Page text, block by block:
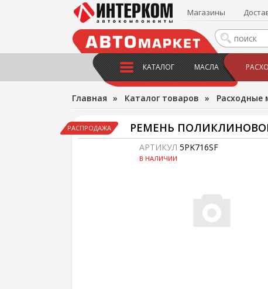
Магазины
КАТАЛОГ МАСЛА
Главная » Каталог товаров » Расходные
РАСПРОДАЖА РЕМЕНЬ ПОЛИКЛИНОВОЙ
АРТИКУЛ 5PK716SF
В НАЛИЧИИ